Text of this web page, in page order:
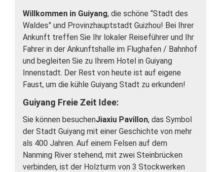
Willkommen in Guiyang, die schöne “Stadt des
Waldes” und Provinzhauptstadt Guizhou! Bei Ihrer
Ankunft treffen Sie Ihr lokaler Reiseführer und Ihr
Fahrer in der Ankunftshalle im Flughafen / Bahnhof
und begleiten Sie zu Ihrem Hotel in Guiyang
Innenstadt. Der Rest von heute ist auf eigene
Faust, um die kühle Guiyang Stadt zu erkunden!
Guiyang Freie Zeit Idee:
Sie können besuchenJiaxiu Pavillon, das Symbol
der Stadt Guiyang mit einer Geschichte von mehr
als 400 Jahren. Auf einem Felsen auf dem
Nanming River stehend, mit zwei Steinbrücken
verbinden, ist der Holzturm von 3 Stockwerken